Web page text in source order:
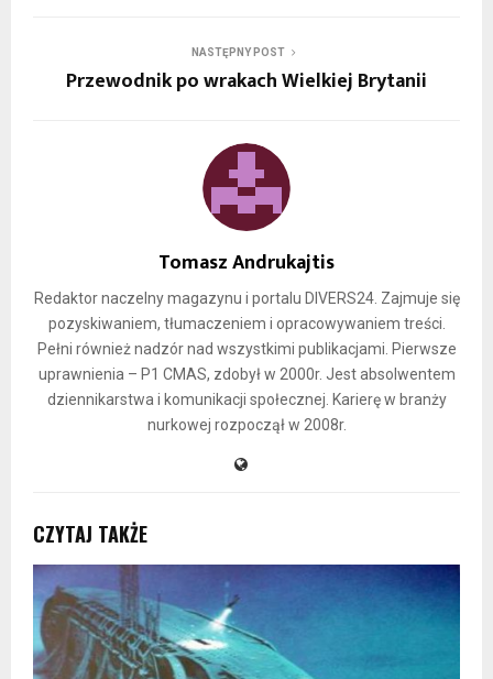
NASTĘPNY POST
Przewodnik po wrakach Wielkiej Brytanii
Tomasz Andrukajtis
Redaktor naczelny magazynu i portalu DIVERS24. Zajmuje się
pozyskiwaniem, tłumaczeniem i opracowywaniem treści.
Pełni również nadzór nad wszystkimi publikacjami. Pierwsze
uprawnienia – P1 CMAS, zdobył w 2000r. Jest absolwentem
dziennikarstwa i komunikacji społecznej. Karierę w branży
nurkowej rozpoczął w 2008r.
CZYTAJ TAKŻE